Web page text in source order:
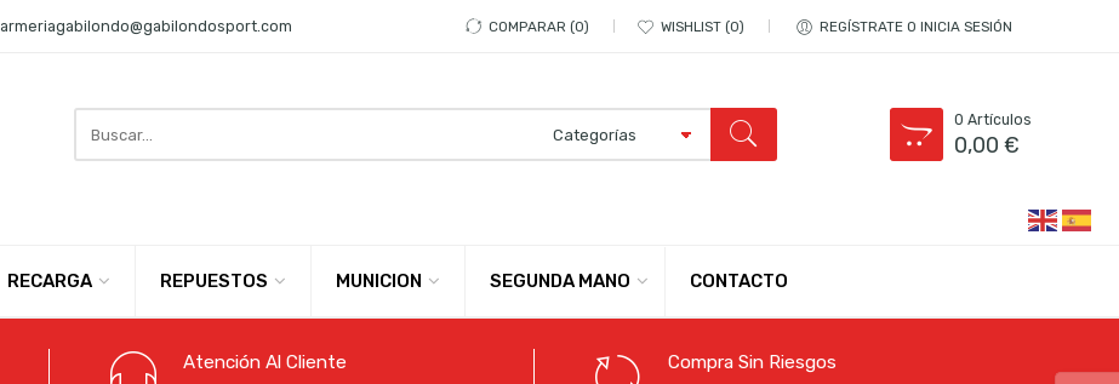
armeriagabilondo@gabilondosport.com COMPARAR 0 WISHLIST 0 REGÍSTRATE O INICIA SESIÓN
here
0 Artículos
0,00€
RECARGA REPUESTOS MUNICION SEGUNDA MANO CONTACTO
Atención Al Cliente Compra Sin Riesgos